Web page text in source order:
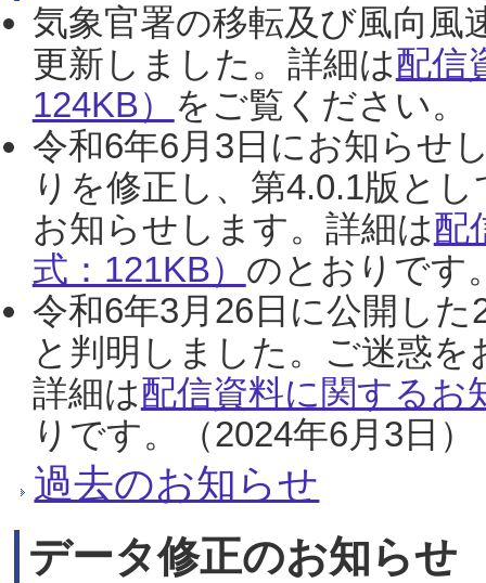
気象官署の移転及び風向風
更新しました。詳細は配信
124KB） をご覧ください。
令和6年6月3日にお知らせ
りを修正し、第4.0.1版と
お知らせします。詳細は配
式：121KB） のとおりです
令和6年3月26日に公開し
と判明しました。ご迷惑
詳細は配信資料に関するお
りです。（2024年6月3日）
過去のお知らせ
データ修正のお知らせ